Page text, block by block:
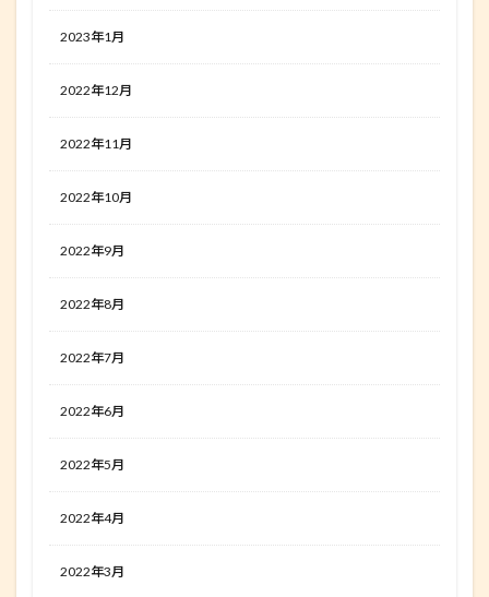
2023年1月
2022年12月
2022年11月
2022年10月
2022年9月
2022年8月
2022年7月
2022年6月
2022年5月
2022年4月
2022年3月